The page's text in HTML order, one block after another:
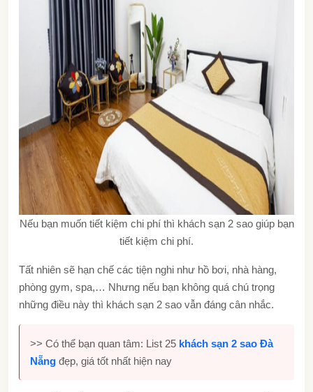
Nếu bạn muốn tiết kiệm chi phí thì khách sạn 2 sao giúp bạn
tiết kiệm chi phí.
Tất nhiên sẽ hạn chế các tiện nghi như hồ bơi, nhà hàng,
phòng gym, spa,… Nhưng nếu bạn không quá chú trọng
những điều này thì khách sạn 2 sao vẫn đáng cân nhắc.
>> Có thể bạn quan tâm: List 25 khách sạn 2 sao Đà
Nẵng đẹp, giá tốt nhất hiện nay